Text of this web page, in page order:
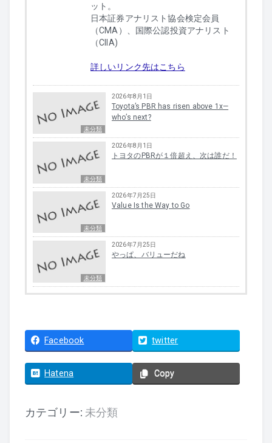
ット。
日本証券アナリスト協会検定会員
（CMA）、国際公認投資アナリスト
（CIIA)
詳しいリンク先はこちら
未分類
2026年8月1日
Toyota’s PBR has risen above 1x—
who’s next?
未分類
2026年8月1日
トヨタのPBRが１倍超え、次は誰だ！
未分類
2026年7月25日
Value Is the Way to Go
未分類
2026年7月25日
やっぱ、バリューだね
Facebook twitter
Hatena Copy
カテゴリー: 未分類